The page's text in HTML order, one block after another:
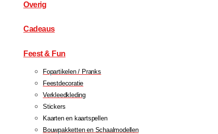
Overig
Cadeaus
Feest & Fun
Fopartikelen / Pranks
Feestdecoratie
Verkleedkleding
Stickers
Kaarten en kaartspellen
Bouwpakketten en Schaalmodellen